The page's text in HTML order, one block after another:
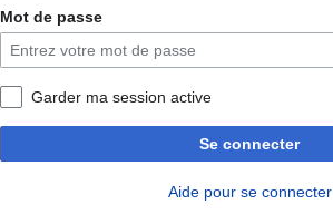
navigation
recherche
Mot de passe
Garder ma session active
Se connecter
Aide pour se connecter